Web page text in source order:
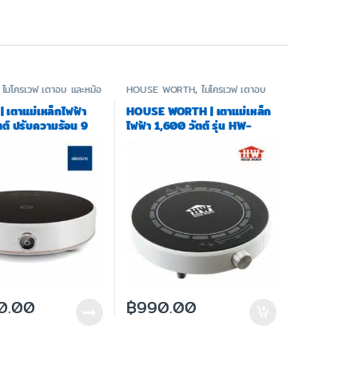
ไมโครเวฟ เตาอบ และหม้อ
ตาแม่เหล็กไฟฟ้า
ปรับความร้อน 9
HOUSE WORTH, ไมโครเวฟ เตาอบ
HOUSE WORTH | เตาแม่เหล็ก
ไฟฟ้า 1,600 วัตต์ รุ่น HW-
฿990.00